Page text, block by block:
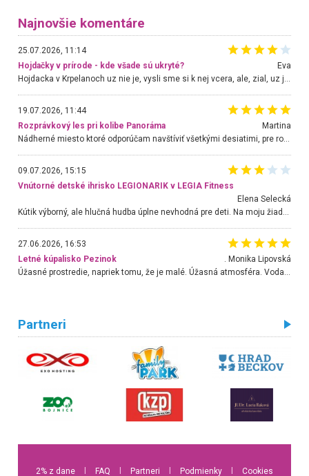
Najnovšie komentáre
25.07.2026, 11:14
Hojdačky v prírode - kde všade sú ukryté?
Eva
Hojdacka v Krpelanoch uz nie je, vysli sme si k nej vcera, ale, zial, uz je znicena. Ak sem planujete cestu len kvoli hojdacke, mozete si ju usetrit. Krasny vyhlad je tu vsak aj bez hojdacky :-)
19.07.2026, 11:44
Rozprávkový les pri kolibe Panoráma
Martina
Nádherné miesto ktoré odporúčam navštíviť všetkými desiatimi, pre rodiny s deťmi, dôchodcom... Proste a jednoducho ozaj rozprávkový les.. určite ešte prídeme. Odniesli sme si na pamiatku krásne tričká,
09.07.2026, 15:15
Vnútorné detské ihrisko LEGIONARIK v LEGIA Fitness
Elena Selecká
Kútik výborný, ale hlučná hudba úplne nevhodná pre deti. Na moju žiadosť o aspoň sušenie nereagovali.
27.06.2026, 16:53
Letné kúpalisko Pezinok
. Monika Lipovská
Partneri
2% z dane FAQ Partneri Podmienky Cookies